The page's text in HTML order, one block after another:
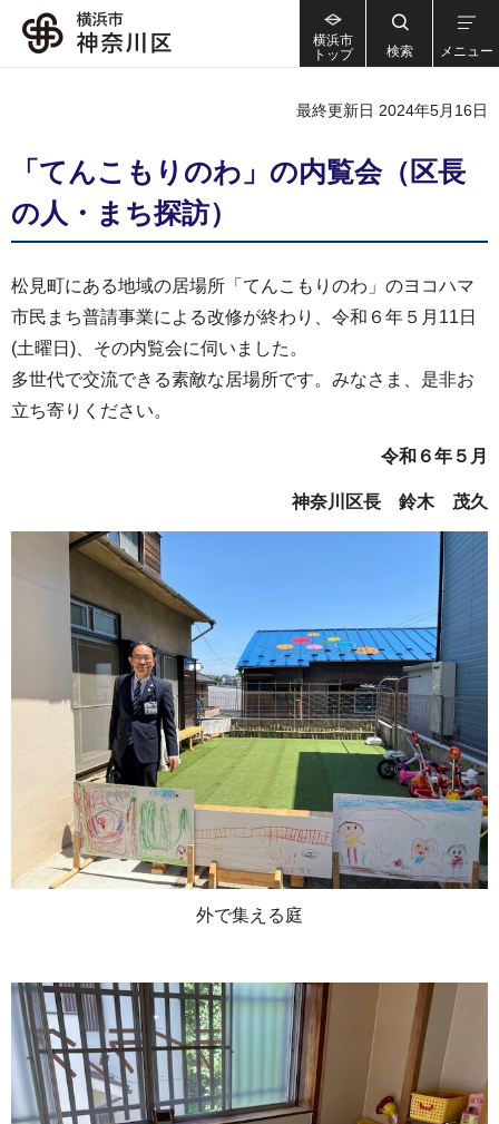
横浜市
トップ
検索 メニュー
最終更新日 2024年5月16日
「てんこもりのわ」の内覧会（区長
の人・まち探訪）
松見町にある地域の居場所「てんこもりのわ」のヨコハマ
市民まち普請事業による改修が終わり、令和６年５月11日
(土曜日)、その内覧会に伺いました。
多世代で交流できる素敵な居場所です。みなさま、是非お
立ち寄りください。
令和６年５月
神奈川区長 鈴木 茂久
外で集える庭